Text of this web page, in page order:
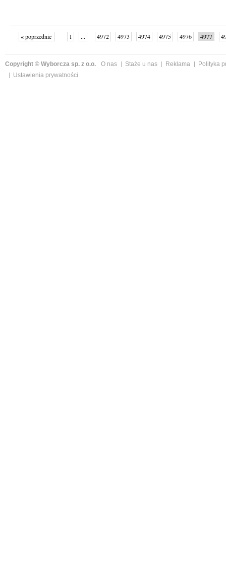
« poprzednie 1 ... 4972 4973 4974 4975 4976 4977
Copyright © Wyborcza sp. z o.o. O nas Staże u nas Reklama
Polityka
Ustawienia prywatności